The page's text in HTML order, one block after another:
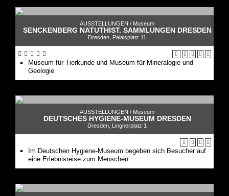
AUSSTELLUNGEN / Museum
SENCKENBERG NATUTHIST. SAMMLUNGEN DRESDEN
Dresden, Palaisplatz 11
Museum für Tierkunde und Museum für Mineralogie und
Geologie
AUSSTELLUNGEN / Museum
DEUTSCHES HYGIENE-MUSEUM DRESDEN
Dresden, Lingnerplatz 1
Im Deutschen Hygiene-Museum begeben sich Besucher auf
eine Erlebnisreise zum Menschen.